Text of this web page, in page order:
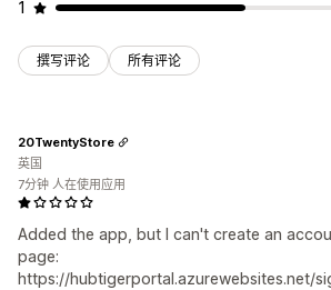
1
撰写评论 所有评论
Added the app, but I can't create an
page:
https://hubtigerportal.azurewebsites.net/
20TwentyStore
英国
7分钟 人在使用应用